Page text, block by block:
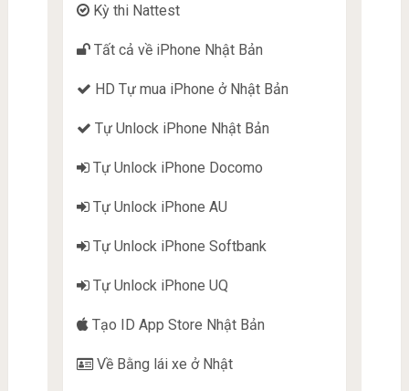
Kỳ thi Nattest
Tất cả về iPhone Nhật Bản
HD Tự mua iPhone ở Nhật Bản
Tự Unlock iPhone Nhật Bản
Tự Unlock iPhone Docomo
Tự Unlock iPhone AU
Tự Unlock iPhone Softbank
Tự Unlock iPhone UQ
Tạo ID App Store Nhật Bản
Về Bằng lái xe ở Nhật